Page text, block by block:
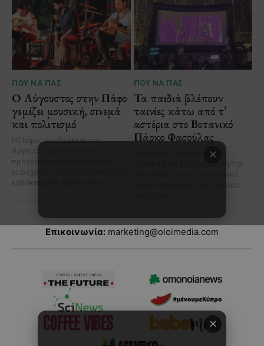
Επικοινωνία: marketing@oloimedia.com
✕